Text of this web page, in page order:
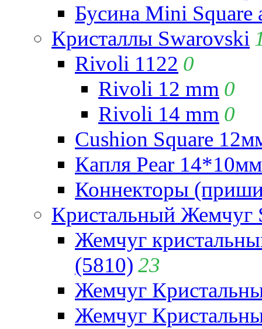
Бусина Mini Square
Кристаллы Swarovski
Rivoli 1122 0
Rivoli 12 mm 0
Rivoli 14 mm 0
Cushion Square
Капля Pear
Коннекторы
Кристальный Жемчуг
Жемчуг
(5810) 23
Жемчуг
Жемчуг